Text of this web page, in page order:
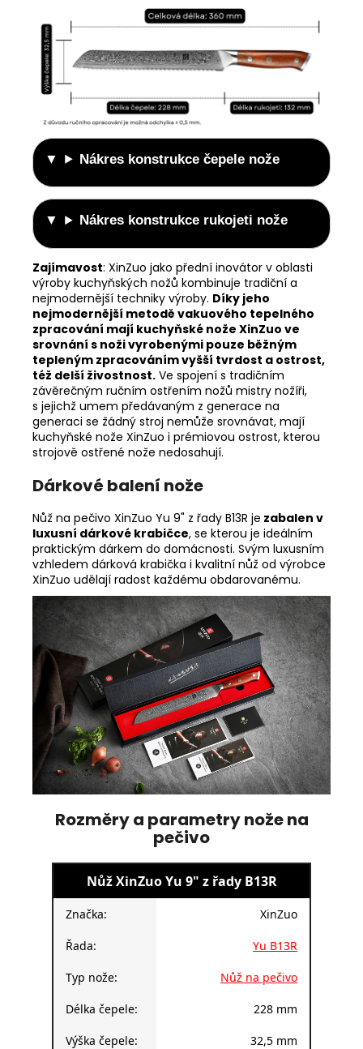
Nákres konstrukce čepele nože
Nákres konstrukce rukojeti nože
Zajímavost: XinZuo jako přední inovátor v oblasti
výroby kuchyňských nožů kombinuje tradiční a
nejmodernější techniky výroby. Díky jeho
nejmodernější metodě vakuového tepelného
zpracování mají kuchyňské nože XinZuo ve
srovnání s noži vyrobenými pouze běžným
tepleným zpracováním vyšší tvrdost a ostrost,
též delší živostnost. Ve spojení s tradičním
závěrečným ručním ostřením nožů mistry nožíři,
s jejichž umem předávaným z generace na
generaci se žádný stroj nemůže srovnávat, mají
kuchyňské nože XinZuo i prémiovou ostrost, kterou
strojově ostřené nože nedosahují.
Dárkové balení nože
Nůž na pečivo XinZuo Yu 9" z řady B13R je zabalen v
luxusní dárkové krabičce, se kterou je ideálním
praktickým dárkem do domácnosti. Svým luxusním
vzhledem dárková krabička i kvalitní nůž od výrobce
XinZuo udělají radost každému obdarovanému.
Rozměry a parametry nože na
pečivo
Nůž XinZuo Yu 9" z řady B13R
Značka: XinZuo
Řada: Yu B13R
Typ nože: Nůž na pečivo
Délka čepele: 228 mm
Výška čepele: 32,5 mm